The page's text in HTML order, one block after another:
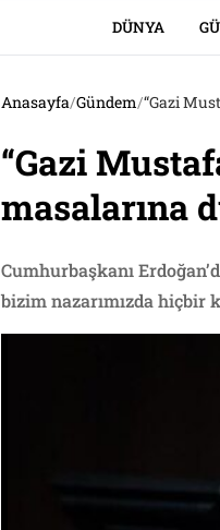
DÜNYA
Anasayfa/Gündem/“Gazi
“Gazi
masalarına
Cumhurbaşkanı
bizim nazarımızda hiçbir